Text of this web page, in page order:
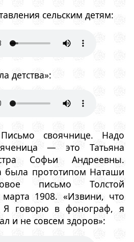
сельским детям:
детства»:
своячнице. Надо
— это Татьяна
Софьи Андреевны.
была прототипом Наташи
письмо Толстой
1908. «Извини, что
Я говорю в фонограф, я
и не совсем здоров»: